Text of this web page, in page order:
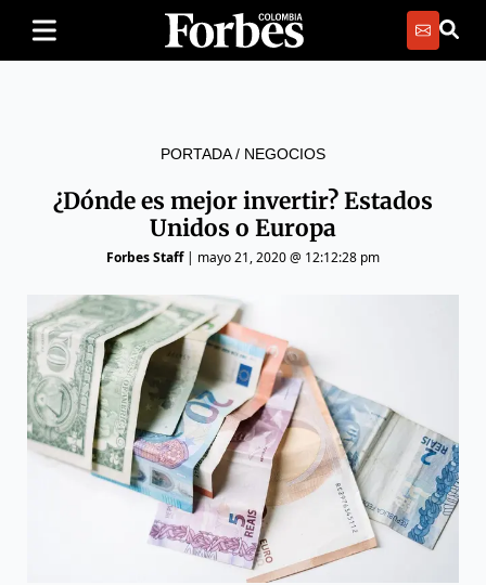
PORTADA/ NEGOCIOS
¿Dónde es mejor invertir? Estados
Unidos o Europa
Forbes Staff| mayo 21, 2020 @ 12:12:28 pm